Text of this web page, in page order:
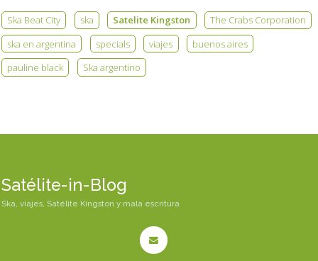
Ska Beat City ska Satelite Kingston
The Crabs Corporation
ska en argentina
specials viajes
buenos aires
pauline black
Ska argentino
Satélite-in-Blog
Ska, viajes, Satélite Kingston y mala escritura